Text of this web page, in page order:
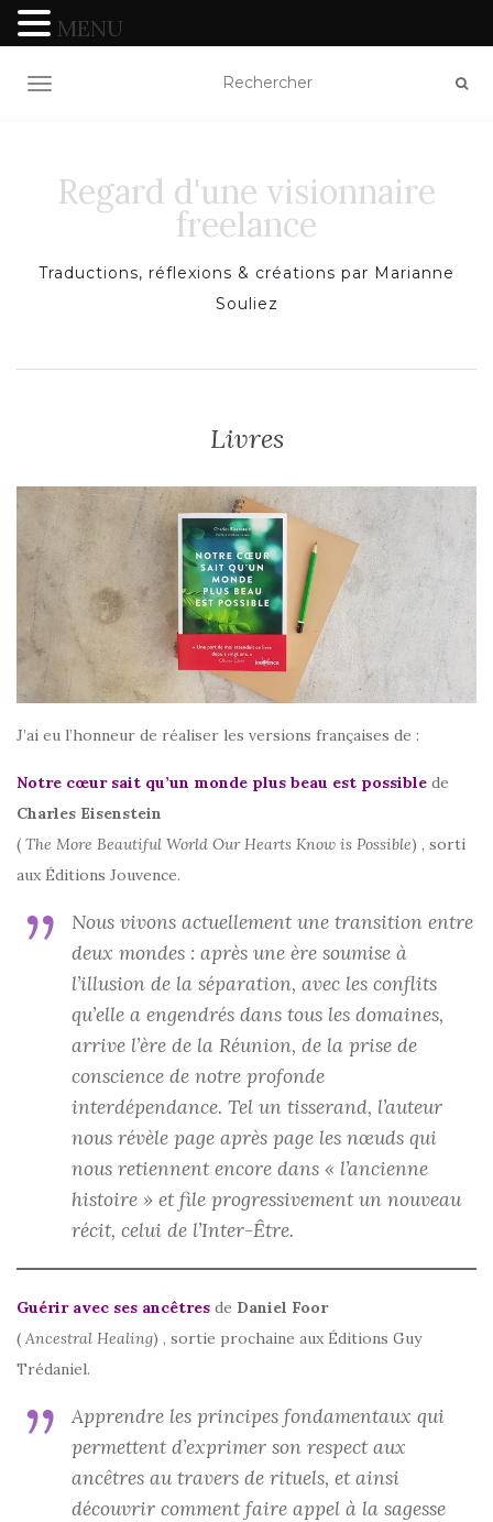
TOGGLE NAVIGATION
Regard d'une visionnaire
freelance
Traductions, réflexions & créations par Marianne
Souliez
Livres
J’ai eu l’honneur de réaliser les versions françaises de :
Notre cœur sait qu’un monde plus beau est possible de
Charles Eisenstein
( The More Beautiful World Our Hearts Know is Possible) , sorti
aux Éditions Jouvence.
Nous vivons actuellement une transition entre
deux mondes : après une ère soumise à
l’illusion de la séparation, avec les conflits
qu’elle a engendrés dans tous les domaines,
arrive l’ère de la Réunion, de la prise de
conscience de notre profonde
interdépendance. Tel un tisserand, l’auteur
nous révèle page après page les nœuds qui
nous retiennent encore dans « l’ancienne
histoire » et file progressivement un nouveau
récit, celui de l’Inter-Être.
Guérir avec ses ancêtres de Daniel Foor
( Ancestral Healing) , sortie prochaine aux Éditions Guy
Trédaniel.
Apprendre les principes fondamentaux qui
permettent d’exprimer son respect aux
ancêtres au travers de rituels, et ainsi
découvrir comment faire appel à la sagesse
MENU